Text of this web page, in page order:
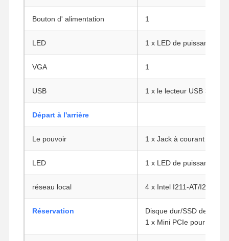
Bouton d' alimentation 1
LED 1 x LED de puissance
VGA 1
USB 1 x le lecteur USB 3.0, 3
Départ à l'arrière
Le pouvoir 1 x Jack à courant
LED 1 x LED de puissance, 1
réseau local 4 x Intel I211-AT/I210-AT
Réservation
Disque dur/SSD de 1 x
1 x Mini PCIe pour SSD